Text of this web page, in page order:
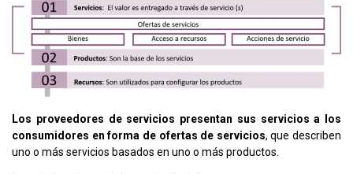
Los proveedores de servicios presentan sus servicios a los
consumidores en forma de ofertas de servicios, que describen
uno o más servicios basados en uno o más productos.